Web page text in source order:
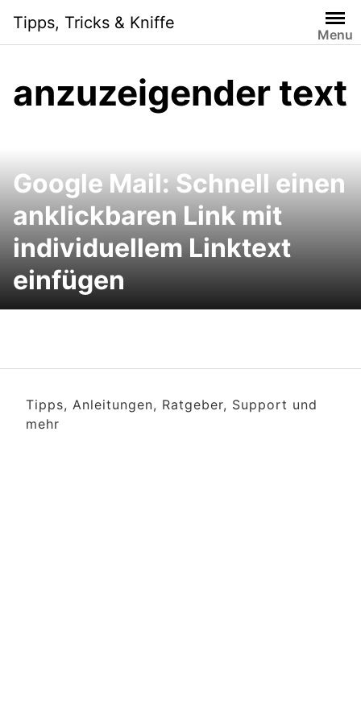
content
Tipps, Tricks & Kniffe
Menu
anzuzeigender text
Google Mail: Schnell einen
anklickbaren Link mit
individuellem Linktext
einfügen
Tipps, Anleitungen, Ratgeber, Support und
mehr